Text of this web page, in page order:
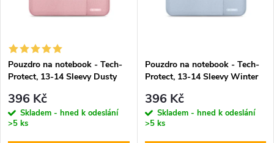
í
p
r
o
s
p
r
Pouzdro na notebook - Tech-
Protect, 13-14 Sleevy Dusty
396 Kč
Skladem - hned k odeslání
>5 ks
Pouzdro na notebook - Tech-
Protect, 13-14 Sleevy Winter
396 Kč
Skladem - hned k odeslání
>5 ks